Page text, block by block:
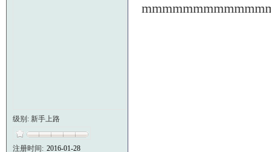
级别: 新手上路
注册时间: 2016-01-28